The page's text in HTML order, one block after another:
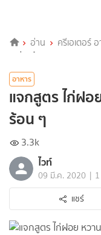
อ่าน ครีเอเตอร์
เหนียวร้อน ๆ
อาหาร
แจกสูตร ไก่ฝอ
ร้อน ๆ
3.3k
ไวท์
09 มี.ค. 2020 |
แชร์